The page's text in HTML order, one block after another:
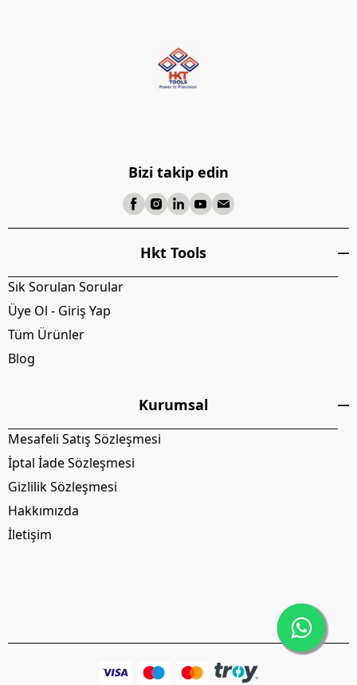
Bizi takip edin
Hkt Tools
Sık Sorulan Sorular
Üye Ol - Giriş Yap
Tüm Ürünler
Blog
Kurumsal
Mesafeli Satış Sözleşmesi
İptal İade Sözleşmesi
Gizlilik Sözleşmesi
Hakkımızda
İletişim